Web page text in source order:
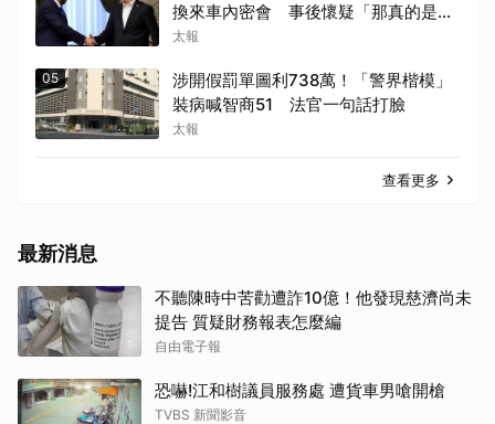
換來車內密會 事後懷疑「那真的是他
嗎?」
太報
05
涉開假罰單圖利738萬！「警界楷模」
裝病喊智商51 法官一句話打臉
太報
查看更多
最新消息
不聽陳時中苦勸遭詐10億！他發現慈濟尚未
提告 質疑財務報表怎麼編
自由電子報
恐嚇!江和樹議員服務處 遭貨車男嗆開槍
TVBS 新聞影音